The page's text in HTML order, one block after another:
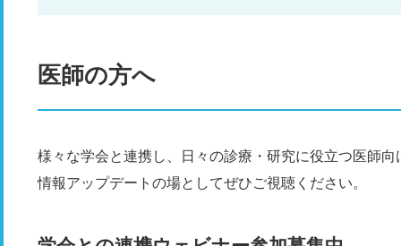
医師の方へ
様々な学会と連携し、日々の診療・研究に役立つ医師
情報アップデートの場としてぜひご視聴ください。